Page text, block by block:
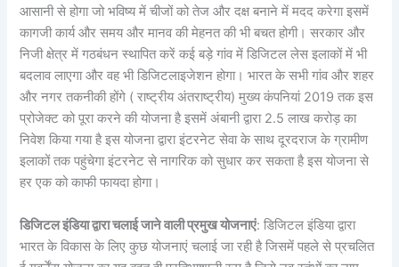
आसानी से होगा जो भविष्य में चीजों को तेज और दक्ष बनाने में मदद करेगा इसमें
कागजी कार्य और समय और मानव की मेहनत की भी बचत होगी। सरकार और
निजी क्षेत्र में गठबंधन स्थापित करें कई बड़े गांव में डिजिटल लेस इलाकों में भी
बदलाव लाएगा और वह भी डिजिटलाइजेशन होगा। भारत के सभी गांव और शहर
और नगर तकनीकी होंगे ( राष्ट्रीय अंतराष्ट्रीय) मुख्य कंपनियां 2019 तक इस
प्रोजेक्ट को पूरा करने की योजना है इसमें अंबानी द्वारा 2.5 लाख करोड़ का
निवेश किया गया है इस योजना द्वारा इंटरनेट सेवा के साथ दूरदराज के ग्रामीण
इलाकों तक पहुंचेगा इंटरनेट से नागरिक को सुधार कर सकता है इस योजना से
हर एक को काफी फायदा होगा।
डिजिटल इंडिया द्वारा चलाई जाने वाली प्रमुख योजनाएं: डिजिटल इंडिया द्वारा
भारत के विकास के लिए कुछ योजनाएं चलाई जा रही है जिसमें पहले से प्रचलित